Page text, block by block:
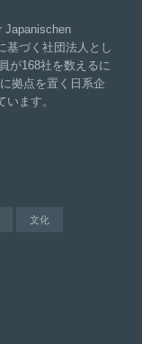
Japanischen
基づく社団法人とし
が168社を数えるに
拠点を置く日系企
ます。
文化